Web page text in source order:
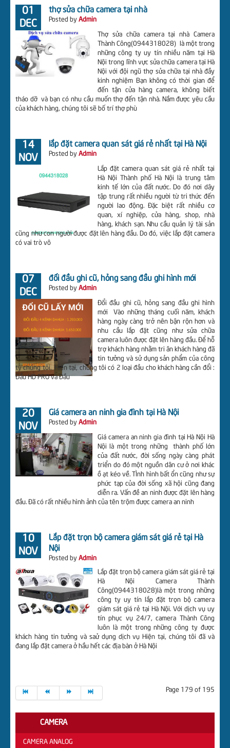
01
DEC
thợ sửa chữa camera tại nhà
Posted by Admin
Thợ sửa chữa camera tại nhà Camera
Thành Công(0944318028) là một trong
những công ty uy tín nhiều năm tại Hà
Nội trong lĩnh vực sửa chữa camera tại Hà
Nội với đội ngũ thợ sửa chữa tại nhà đầy
kinh nghiệm Bạn không có thời gian để
đến tận cửa hàng camera, không biết
tháo dỡ và bạn có nhu cầu muốn thợ đến tận nhà. Nắm được yêu cầu
của khách hàng, chúng tôi sẽ bố trí thợ phù
14
NOV
lắp đặt camera quan sát giá rẻ nhất tại Hà Nội
Posted by Admin
Lắp đặt camera quan sát giá rẻ nhất tại
Hà Nội Thành phố Hà Nội là trung tâm
kinh tế lớn của đất nước. Do đó nơi dây
tập trung rất nhiều người từ tri thức đến
người lao động. Đặc biệt rất nhiều cơ
quan, xí nghiệp, cửa hàng, shop, nhà
hàng, khách sạn. Nhu cầu quản lý tài sản
cũng như con người được đặt lên hàng đầu. Do đó, việc lắp đặt camera
có vai trò vô
07
DEC
đổi đầu ghi cũ, hỏng sang đầu ghi hình mới
Posted by Admin
Đổi đầu ghi cũ, hỏng sang đầu ghi hình
mới Vào những tháng cuối năm, khách
hàng ngày càng trở nên bận rộn hơn và
nhu cầu lắp đặt cũng như sửa chữa
camera luôn được đặt lên hàng đầu. Để hỗ
trợ khách hàng nhằm tri ân khách hàng đã
tin tưởng và sử dụng sản phẩm của công
ty chúng tôi. Hiện tại, chúng tôi có 2 loại đầu cho khách hàng cần đổi :
Đầu HD PRO và Đầu
20
NOV
Giá camera an ninh gia đình tại Hà Nội
Posted by Admin
Giá camera an ninh gia đình tại Hà Nội Hà
Nội là một trong những thành phố lớn
của đất nước, đời sống ngày càng phát
triển do đó một nguồn dân cư ở nơi khác
ồ ạt kéo về. TÌnh hình bất ổn cũng như sự
phức tạp của đời sống xã hội cũng đang
diễn ra. Vấn đề an ninh được đặt lên hàng
đầu. Đã có rất nhiều hình ảnh của tên trộm được camera an ninh
10
NOV
Lắp đặt trọn bộ camera giám sát giá rẻ tại Hà
Nội
Posted by Admin
Lắp đặt trọn bộ camera giám sát giá rẻ tại
Hà Nội Camera Thành
Công(0944318028)là một trong những
công ty uy tín lắp đặt trọn bộ camera
giám sát giá rẻ tại Hà Nội. Với dịch vụ uy
tín phục vụ 24/7, camera Thành Công
luôn là một trong những công ty được
khách hàng tin tưởng và saử dụng dịch vụ Hiện tại, chúng tôi đã và
đang lắp đặt camera ở hầu hết các địa bàn ở Hà Nội
Page 179 of 195
CAMERA
CAMERA ANALOG